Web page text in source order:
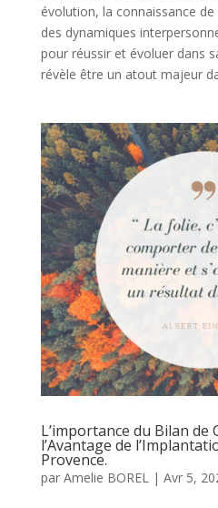
évolution, la connaissance
des dynamiques
pour réussir et évoluer dans
révèle être un atout majeur
L’importance du Bilan de
l’Avantage de
Provence.
par Amelie BOREL| Avr 5,